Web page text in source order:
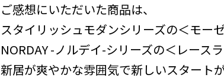
ご感想にいただいた商品は、
スタイリッシュモダンシリーズの＜モ
NORDAY -ノルデイ-シリーズの＜レース
新居が爽やかな雰囲気で新しいスタート